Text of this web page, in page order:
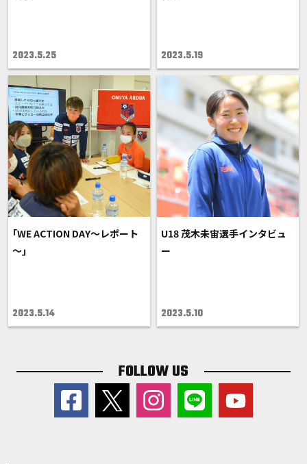
2023.5.25 2023.5.19
｢WE ACTION DAY～レポート
～｣
2023.5.14
U18 茂木未宙選手インタビュ
ー
2023.5.10
FOLLOW US